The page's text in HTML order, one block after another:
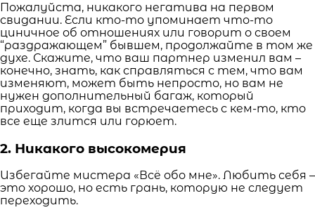
Пожалуйста, никакого негатива на первом
свидании. Если кто-то упоминает что-то
циничное об отношениях или говорит о своем
“раздражающем” бывшем, продолжайте в том же
духе. Скажите, что ваш партнер изменил вам –
конечно, знать, как справляться с тем, что вам
изменяют, может быть непросто, но вам не
нужен дополнительный багаж, который
приходит, когда вы встречаетесь с кем-то, кто
все еще злится или горюет.
2. Никакого высокомерия
Избегайте мистера «Всё обо мне». Любить себя –
это хорошо, но есть грань, которую не следует
переходить.